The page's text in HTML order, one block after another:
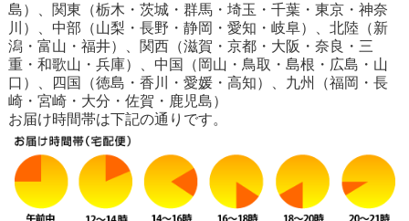
島）、関東（栃木・茨城・群馬・埼玉・千葉・東京・神奈
川）、中部（山梨・長野・静岡・愛知・岐阜）、北陸（新
潟・富山・福井）、関西（滋賀・京都・大阪・奈良・三
重・和歌山・兵庫）、中国（岡山・鳥取・島根・広島・山
口）、四国（徳島・香川・愛媛・高知）、九州（福岡・長
崎・宮崎・大分・佐賀・鹿児島）
お届け時間帯は下記の通りです。